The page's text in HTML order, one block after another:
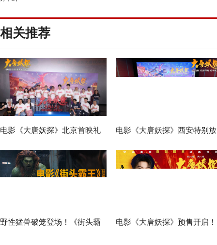
相关推荐
电影《大唐妖探》北京首映礼
欢乐探案获观众盛赞：“夯！”
电影《大唐妖探》西安特别放
映 开启古城合家欢奇幻冒险
野性猛兽破笼登场！《街头霸 电影《大唐妖探》预售开启！